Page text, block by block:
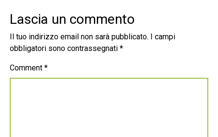
Lascia un commento
Il tuo indirizzo email non sarà pubblicato.
I campi
obbligatori sono contrassegnati *
Comment *